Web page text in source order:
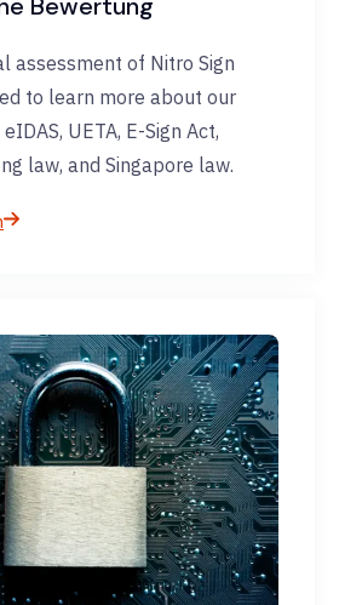
assessment of Nitro Sign
to learn more about our
UETA, E-Sign Act,
law, and Singapore law.